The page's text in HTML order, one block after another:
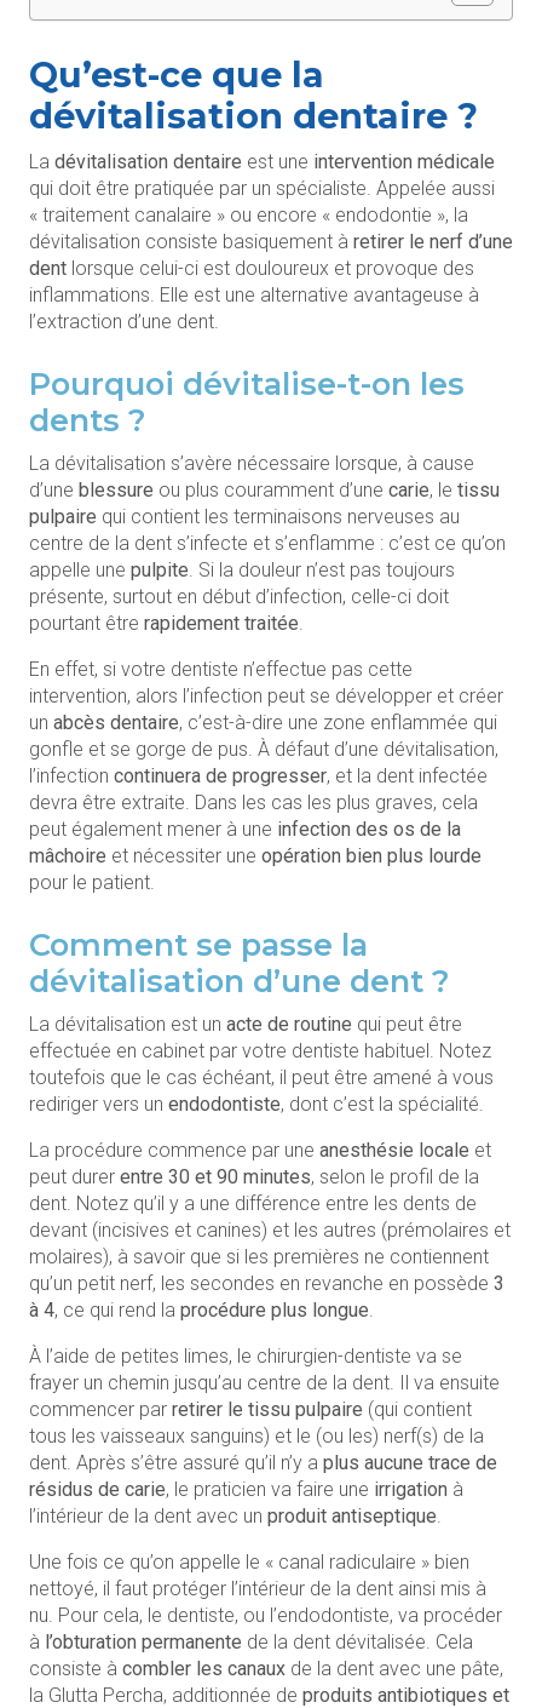
Qu’est-ce que la
dévitalisation dentaire ?
La dévitalisation dentaire est une intervention médicale
qui doit être pratiquée par un spécialiste. Appelée aussi
« traitement canalaire » ou encore « endodontie », la
dévitalisation consiste basiquement à retirer le nerf d’une
dent lorsque celui-ci est douloureux et provoque des
inflammations. Elle est une alternative avantageuse à
l’extraction d’une dent.
Pourquoi dévitalise-t-on les
dents ?
La dévitalisation s’avère nécessaire lorsque, à cause
d’une blessure ou plus couramment d’une carie, le tissu
pulpaire qui contient les terminaisons nerveuses au
centre de la dent s’infecte et s’enflamme : c’est ce qu’on
appelle une pulpite . Si la douleur n’est pas toujours
présente, surtout en début d’infection, celle-ci doit
pourtant être rapidement traitée
En effet, si votre dentiste n’effectue pas cette
intervention, alors l’infection peut se développer et créer
un abcès dentaire, c’est-à-dire une zone enflammée qui
gonfle et se gorge de pus. À défaut d’une dévitalisation,
l’infection continuera de progresser, et la dent infectée
devra être extraite. Dans les cas les plus graves, cela
peut également mener à une infection des os de la
mâchoire et nécessiter une opération bien plus lourde
pour le patient.
Comment se passe la
dévitalisation d’une dent ?
La dévitalisation est un acte de routine qui peut être
effectuée en cabinet par votre dentiste habituel. Notez
toutefois que le cas échéant, il peut être amené à vous
rediriger vers un endodontiste, dont c’est la spécialité.
La procédure commence par une anesthésie locale et
peut durer entre 30 et 90 minutes, selon le profil de la
dent. Notez qu’il y a une différence entre les dents de
devant (incisives et canines) et les autres (prémolaires et
molaires), à savoir que si les premières ne contiennent
qu’un petit nerf, les secondes en revanche en possède 3
à 4, ce qui rend la procédure plus longue
À l’aide de petites limes, le chirurgien-dentiste va se
frayer un chemin jusqu’au centre de la dent. Il va ensuite
commencer par retirer le tissu pulpaire (qui contient
tous les vaisseaux sanguins) et le (ou les) nerf(s) de la
dent. Après s’être assuré qu’il n’y a plus aucune trace de
résidus de carie, le praticien va faire une irrigation à
l’intérieur de la dent avec un produit antiseptique
Une fois ce qu’on appelle le « canal radiculaire » bien
nettoyé, il faut protéger l’intérieur de la dent ainsi mis à
nu. Pour cela, le dentiste, ou l’endodontiste, va procéder
à l’obturation permanente de la dent dévitalisée. Cela
consiste à combler les canaux de la dent avec une pâte,
la Glutta Percha, additionnée de produits antibiotiques et